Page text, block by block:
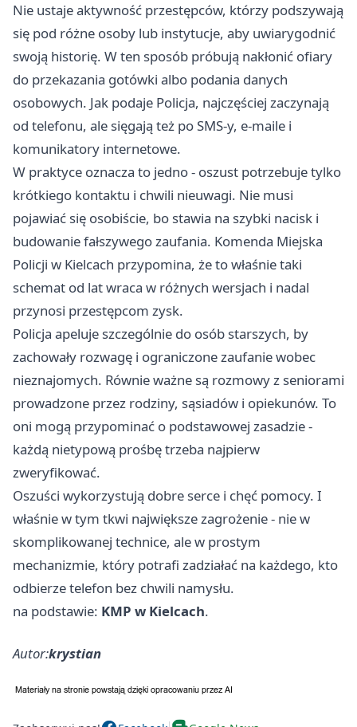
Nie ustaje aktywność przestępców, którzy podszywają
się pod różne osoby lub instytucje, aby uwiarygodnić
swoją historię. W ten sposób próbują nakłonić ofiary
do przekazania gotówki albo podania danych
osobowych. Jak podaje Policja, najczęściej zaczynają
od telefonu, ale sięgają też po SMS-y, e-maile i
komunikatory internetowe.
W praktyce oznacza to jedno - oszust potrzebuje tylko
krótkiego kontaktu i chwili nieuwagi. Nie musi
pojawiać się osobiście, bo stawia na szybki nacisk i
budowanie fałszywego zaufania. Komenda Miejska
Policji w Kielcach przypomina, że to właśnie taki
schemat od lat wraca w różnych wersjach i nadal
przynosi przestępcom zysk.
Policja apeluje szczególnie do osób starszych, by
zachowały rozwagę i ograniczone zaufanie wobec
nieznajomych. Równie ważne są rozmowy z seniorami
prowadzone przez rodziny, sąsiadów i opiekunów. To
oni mogą przypominać o podstawowej zasadzie -
każdą nietypową prośbę trzeba najpierw
zweryfikować.
Oszuści wykorzystują dobre serce i chęć pomocy. I
właśnie w tym tkwi największe zagrożenie - nie w
skomplikowanej technice, ale w prostym
mechanizmie, który potrafi zadziałać na każdego, kto
odbierze telefon bez chwili namysłu.
na podstawie: KMP w Kielcach.
Autor:krystian